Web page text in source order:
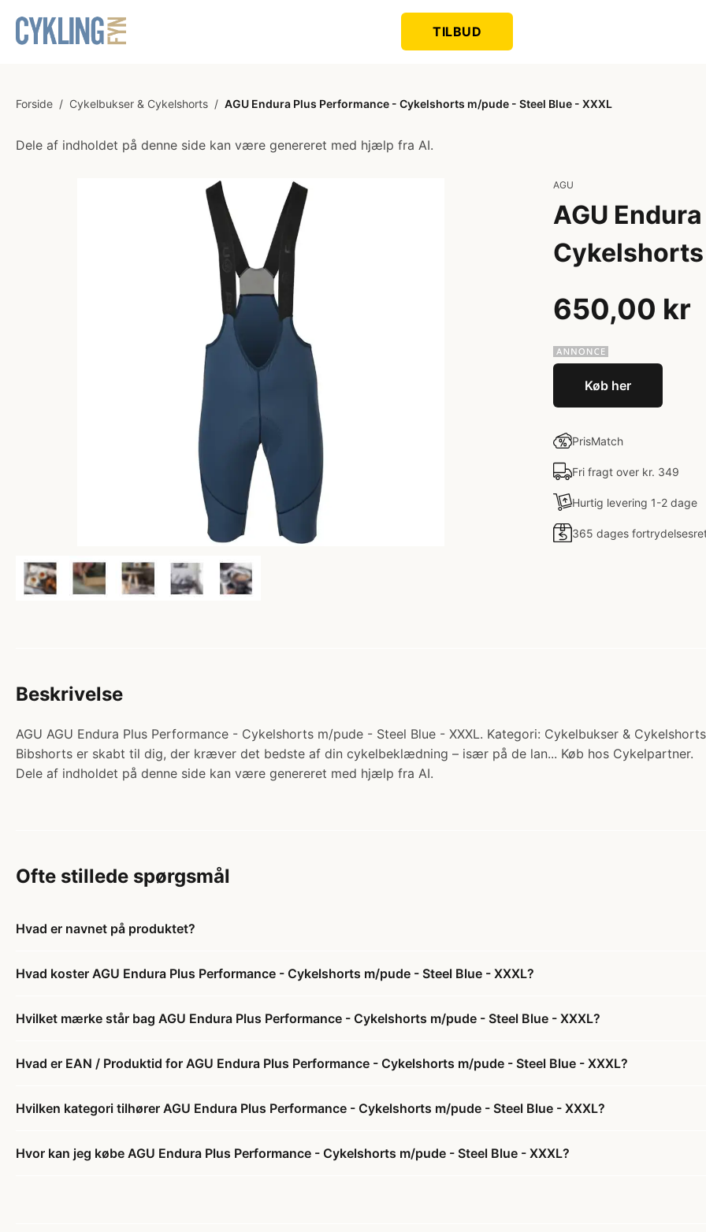
TILBUD
Forside / Cykelbukser & Cykelshorts / AGU Endura Plus Performance - Cykelshorts m/pude - Steel Blue - XXXL
Dele af indholdet på denne side kan være genereret med hjælp fra AI.
AGU
AGU
650,00 kr
Køb her
PrisMatch
Fri fragt over kr. 349
Hurtig levering 1-2 dage
365 dages
Beskrivelse
AGU AGU Endura Plus Performance - Cykelshorts m/pude - Steel Blue - XXXL. Kategori: Cykelbukser &
Bibshorts er skabt til dig, der kræver det bedste af din cykelbeklædning – især på de lan... Køb hos Cykelpartner.
Dele af indholdet på denne side kan være genereret med hjælp fra AI.
Ofte stillede spørgsmål
Hvad er navnet på produktet?
Hvad koster AGU Endura Plus Performance - Cykelshorts m/pude - Steel Blue - XXXL?
Hvilket mærke står bag AGU Endura Plus Performance - Cykelshorts m/pude - Steel Blue - XXXL?
Hvad er EAN / Produktid for AGU Endura Plus Performance - Cykelshorts m/pude - Steel Blue - XXXL?
Hvilken kategori tilhører AGU Endura Plus Performance - Cykelshorts m/pude - Steel Blue - XXXL?
Hvor kan jeg købe AGU Endura Plus Performance - Cykelshorts m/pude - Steel Blue - XXXL?